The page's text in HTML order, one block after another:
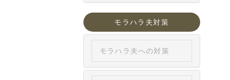
モラハラ夫対策
モラハラ夫への対策